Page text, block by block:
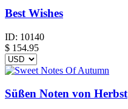
Best Wishes
ID: 10140
$ 154.95
Süßen Noten von Herbst